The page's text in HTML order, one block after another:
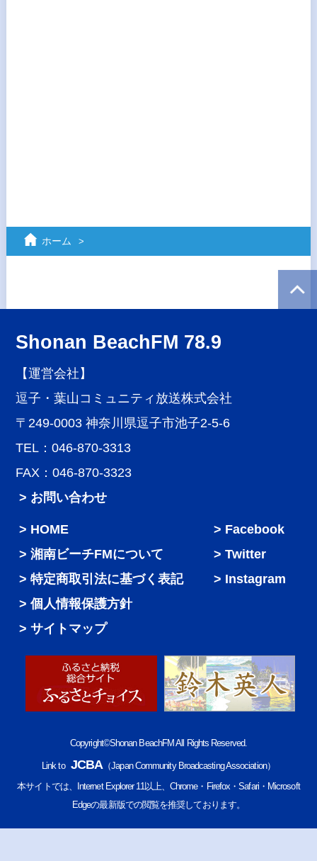
ホーム
Shonan BeachFM 78.9
【運営会社】
逗子・葉山コミュニティ放送株式会社
〒249-0003 神奈川県逗子市池子2-5-6
TEL：046-870-3313
FAX：046-870-3323
> お問い合わせ
HOME
湘南ビーチFMについて
特定商取引法に基づく表記
個人情報保護方針
サイトマップ
Facebook
Twitter
Instagram
Copyright©Shonan BeachFM All Rights Reserved.
Link to JCBA（Japan Community Broadcasting Association）
本サイトでは、Internet Explorer 11以上、Chrome・Firefox・Safari・Microsoft
Edgeの最新版での閲覧を推奨しております。